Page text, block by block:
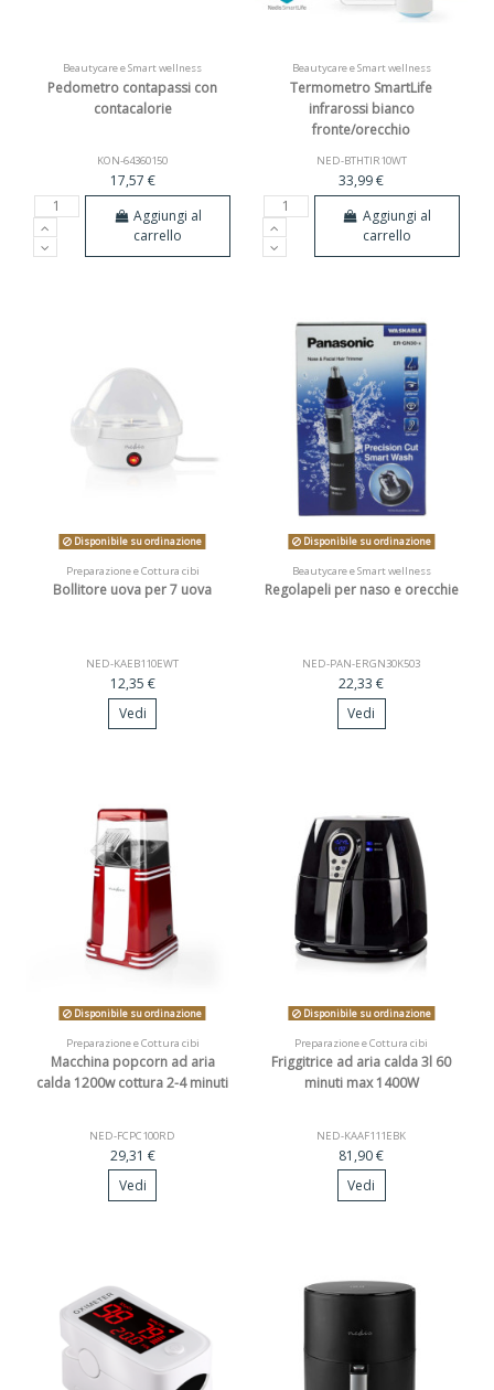
Beautycare e Smart wellness
Pedometro contapassi con
contacalorie
KON-64360150
17,57 €
Aggiungi al
carrello
Beautycare e Smart wellness
Termometro SmartLife
infrarossi bianco
fronte/orecchio
NED-BTHTIR10WT
33,99 €
Aggiungi al
carrello
Disponibile su ordinazione
Preparazione e Cottura cibi
Bollitore uova per 7 uova
NED-KAEB110EWT
12,35 €
Vedi
Disponibile su ordinazione
Beautycare e Smart wellness
Regolapeli per naso e orecchie
NED-PAN-ERGN30K503
22,33 €
Vedi
Disponibile su ordinazione
Preparazione e Cottura cibi
Macchina popcorn ad aria
calda 1200w cottura 2-4 minuti
NED-FCPC100RD
29,31 €
Vedi
Disponibile su ordinazione
Preparazione e Cottura cibi
Friggitrice ad aria calda 3l 60
minuti max 1400W
NED-KAAF111EBK
81,90 €
Vedi